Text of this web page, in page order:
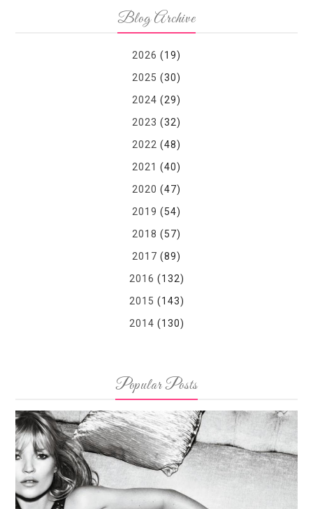
Blog Archive
2026 (19)
2025 (30)
2024 (29)
2023 (32)
2022 (48)
2021 (40)
2020 (47)
2019 (54)
2018 (57)
2017 (89)
2016 (132)
2015 (143)
2014 (130)
Popular Posts